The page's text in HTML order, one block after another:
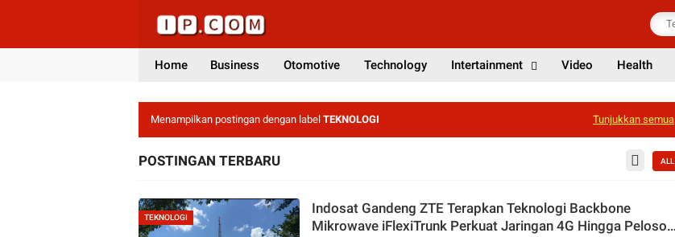
Home Business Otomotive Technology Intertainment Video Health
Menampilkan postingan dengan label TEKNOLOGI Tunjukkan semua
POSTINGAN TERBARU ALL
TEKNOLOGI
Indosat Gandeng ZTE Terapkan Teknologi Backbone
Mikrowave iFlexiTrunk Perkuat Jaringan 4G Hingga Pelosok